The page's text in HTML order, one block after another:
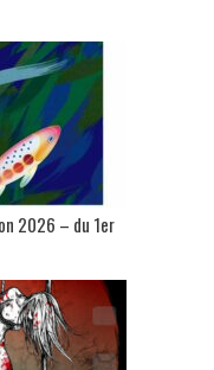
2026 – du 1er